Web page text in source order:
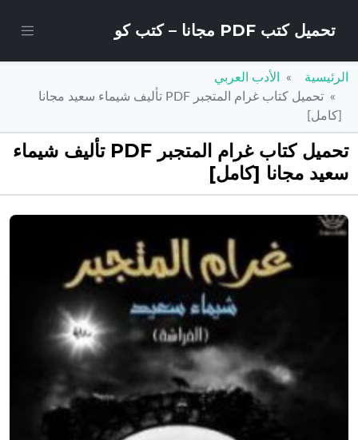
تحميل كتب PDF مجانا – كتب كو
الرئيسية
الأدب العربي
تحميل كتاب غرام المتجبر PDF تأليف شيماء سعيد مجانا
[كامل]
تحميل كتاب غرام المتجبر PDF تأليف شيماء
سعيد مجانا [كامل]